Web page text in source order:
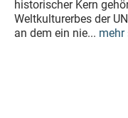
historischer Kern
Weltkulturerbes der
an dem ein nie... mehr